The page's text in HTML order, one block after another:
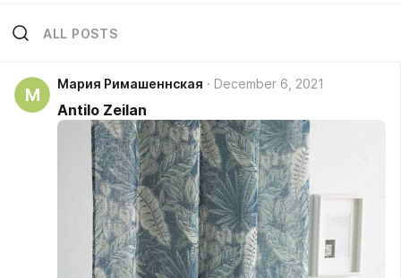
ALL POSTS
М
Мария Римашеннская December 6, 2021
Antilo Zeilan